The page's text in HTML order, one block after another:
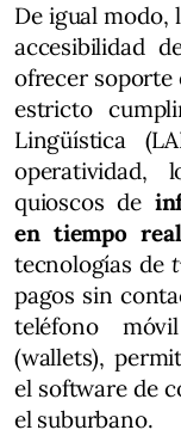
De igual modo,
accesibilidad
ofrecer soporte
estricto
Lingüística
operatividad,
quioscos de
en tiempo real
tecnologías de
pagos sin
teléfono
(wallets),
el software de
el suburbano.